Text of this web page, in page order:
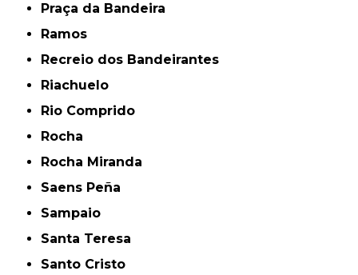
Praça da Bandeira
Ramos
Recreio dos Bandeirantes
Riachuelo
Rio Comprido
Rocha
Rocha Miranda
Saens Peña
Sampaio
Santa Teresa
Santo Cristo